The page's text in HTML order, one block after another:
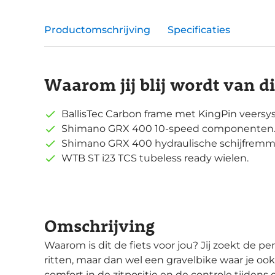
Productomschrijving Specificaties
Waarom jij blij wordt van
BallisTec Carbon frame met KingPin
Shimano GRX 400 10-speed
Shimano GRX 400 hydraulische
WTB ST i23 TCS tubeless ready wielen.
Omschrijving
Waarom is dit de fiets voor jou? Jij zoekt de perfecte gravelbike voor die ontspannen lange
ritten, maar dan wel een gravelbike waar je